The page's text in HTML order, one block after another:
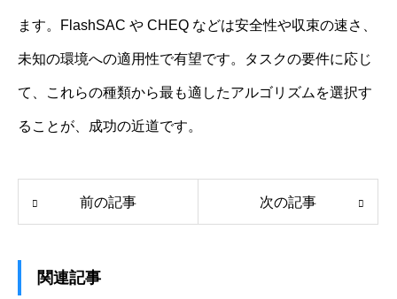
ます。FlashSAC や CHEQ などは安全性や収束の速さ、
未知の環境への適用性で有望です。タスクの要件に応じ
て、これらの種類から最も適したアルゴリズムを選択す
ることが、成功の近道です。
前の記事 次の記事
関連記事